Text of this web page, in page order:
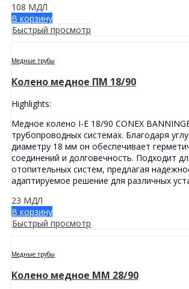
108 МДЛ
В корзину
Быстрый просмотр
Медные трубы
Колено медное ПМ 18/90
Highlights:
Медное колено I-E 18/90 CONEX
трубопроводных системах. Благодаря
диаметру 18 мм он обеспечивает
соединений и долговечность. Подходит
отопительных систем, предлагая
адаптируемое решение для различных
23 МДЛ
В корзину
Быстрый просмотр
Медные трубы
Колено медное MМ 28/90